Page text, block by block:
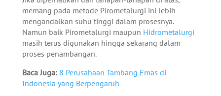
memang pada metode Pirometalurgi ini lebih
mengandalkan suhu tinggi dalam prosesnya.
Namun baik Pirometalurgi maupun Hidrometalurgi
masih terus digunakan hingga sekarang dalam
proses penambangan.
Baca Juga: 8 Perusahaan Tambang Emas di
Indonesia yang Berpengaruh